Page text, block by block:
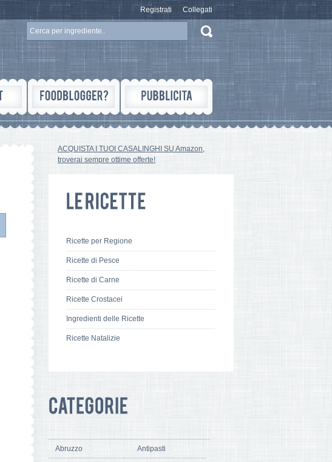
Registrati Collegati
ACQUISTA I TUOI CASALINGHI SU Amazon,
troverai sempre ottime offerte!
Ricette per Regione
Ricette di Pesce
Ricette di Carne
Ricette Crostacei
Ingredienti delle Ricette
Ricette Natalizie
Abruzzo Antipasti